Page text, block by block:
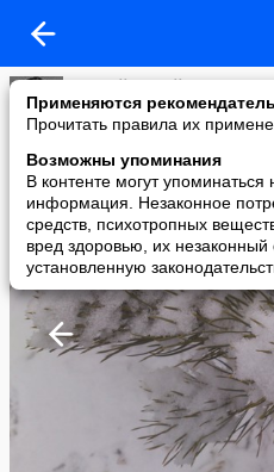
Применяются
Прочитать правила их
Возможны упоминания
В контенте могут
информация. Незаконное
средств, психотропных
вред здоровью, их
установленную
Андрей Михайлович
added a photo
16 Apr в 00:32